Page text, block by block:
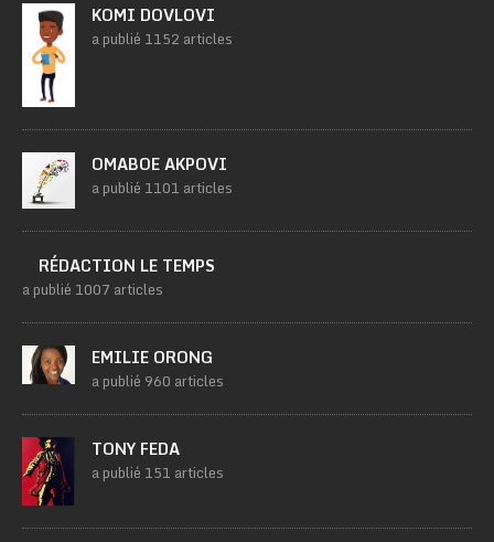
KOMI DOVLOVI
a publié 1152 articles
OMABOE AKPOVI
a publié 1101 articles
RÉDACTION LE TEMPS
a publié 1007 articles
EMILIE ORONG
a publié 960 articles
TONY FEDA
a publié 151 articles